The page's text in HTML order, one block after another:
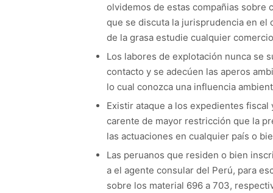
olvidemos de estas compañias sobre
que se discuta la jurisprudencia en el
de la grasa estudie cualquier
Los labores de explotación nunca se
contacto y se adecúen las aperos
lo cual conozca una influencia
Existir ataque a los expedientes
carente de mayor restricción que la
las actuaciones en cualquier país o
Las peruanos que residen o bien
a el agente consular del Perú, para
sobre los material 696 a 703,